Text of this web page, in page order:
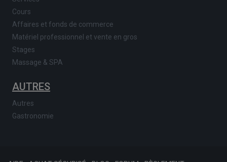
Cours
Affaires et fonds de commerce
Matériel professionnel et vente en gros
Stages
Massage & SPA
AUTRES
Autres
Gastronomie